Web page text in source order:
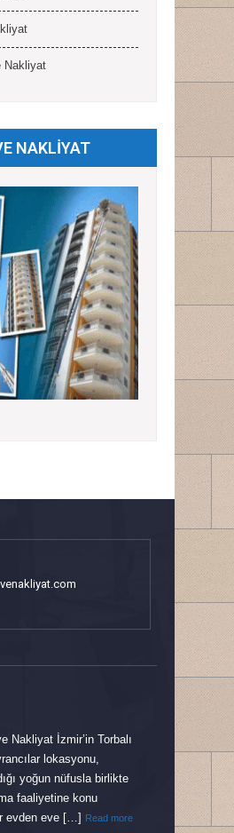
Nakliyat
NAKLİYAT
Nakliyat İzmir’in Torbalı
lokasyonu,
yoğun nüfusla birlikte
faaliyetine konu
evden eve […] Read more